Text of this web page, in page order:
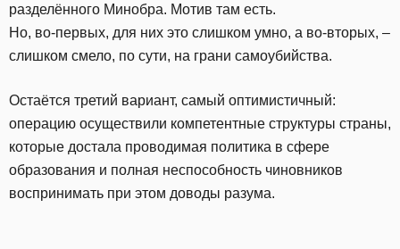
разделённого Минобра. Мотив там есть.
Но, во-первых, для них это слишком умно, а во-вторых, –
слишком смело, по сути, на грани самоубийства.
Остаётся третий вариант, самый оптимистичный:
операцию осуществили компетентные структуры страны,
которые достала проводимая политика в сфере
образования и полная неспособность чиновников
воспринимать при этом доводы разума.